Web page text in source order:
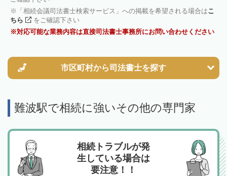
「相続会議司法書士検索サービス」への掲載を希望される場合はこ
ちら
をご確認下さい
対応可能な業務内容は直接司法書士事務所にお問い合わせください
市区町村から司法書士を探す
難波駅で相続に強いその他の専門家
相続トラブルが発
生している場合は
要注意！！